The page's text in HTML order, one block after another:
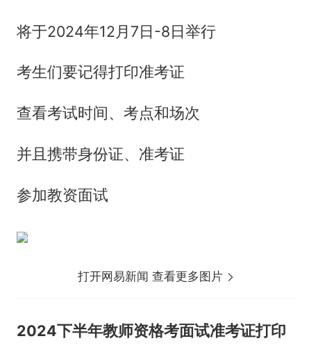
将于2024年12月7日-8日举行
考生们要记得打印准考证
查看考试时间、考点和场次
并且携带身份证、准考证
参加教资面试
打开网易新闻 查看更多图片
2024下半年教师资格考面试准考证打印